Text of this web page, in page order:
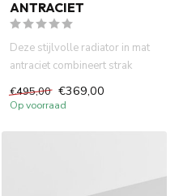
ANTRACIET
Deze stijlvolle radiator in mat
antraciet combineert strak
design met functionel...
€495,00 €369,00
Op voorraad